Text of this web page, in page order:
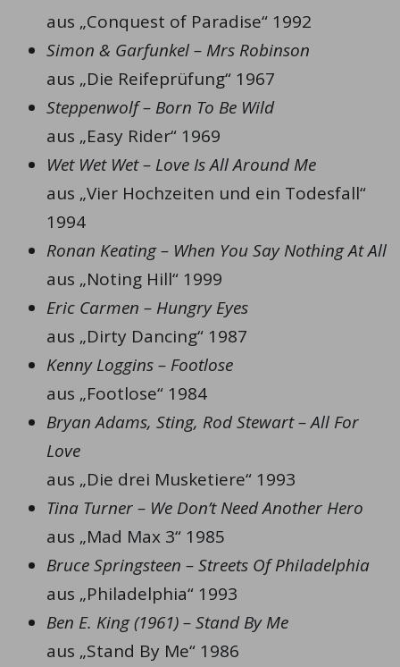
aus „Conquest of Paradise“ 1992
Simon & Garfunkel – Mrs Robinson
aus „Die Reifeprüfung“ 1967
Steppenwolf – Born To Be Wild
aus „Easy Rider“ 1969
Wet Wet Wet – Love Is All Around Me
aus „Vier Hochzeiten und ein Todesfall“
1994
Ronan Keating – When You Say Nothing At All
aus „Noting Hill“ 1999
Eric Carmen – Hungry Eyes
aus „Dirty Dancing“ 1987
Kenny Loggins – Footlose
aus „Footlose“ 1984
Bryan Adams, Sting, Rod Stewart – All For
Love
aus „Die drei Musketiere“ 1993
Tina Turner – We Don’t Need Another Hero
aus „Mad Max 3“ 1985
Bruce Springsteen – Streets Of Philadelphia
aus „Philadelphia“ 1993
Ben E. King (1961) – Stand By Me
aus „Stand By Me“ 1986